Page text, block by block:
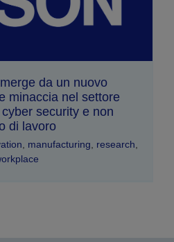
da un nuovo
minaccia nel settore
security e non
di lavoro
manufacturing research